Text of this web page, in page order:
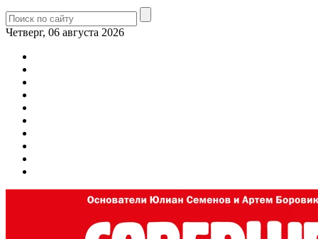
Четверг, 06 августа 2026